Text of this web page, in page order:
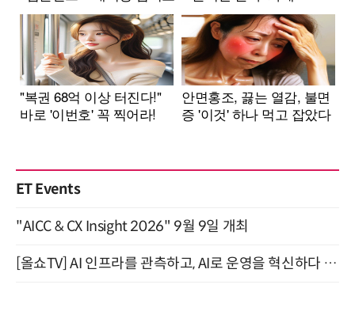
ET Events
"AICC & CX Insight 2026" 9월 9일 개최
[올쇼TV] AI 인프라를 관측하고, AI로 운영을 혁신하다 (8월 11일 생방송)